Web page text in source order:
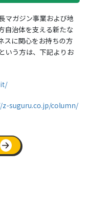
マガジン事業および地
自治体を支える新たな
スに関心をお持ちの方
いう方は、下記よりお
suguru.co.jp/column/